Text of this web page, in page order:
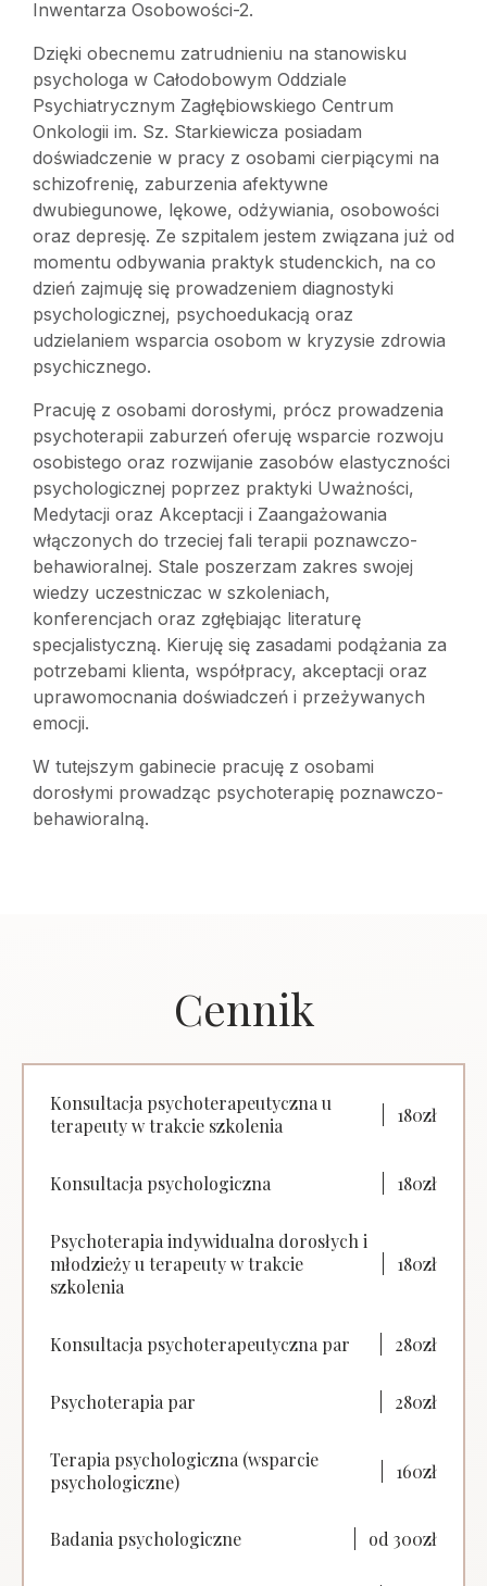
Inwentarza Osobowości-2.
Dzięki obecnemu zatrudnieniu na stanowisku
psychologa w Całodobowym Oddziale
Psychiatrycznym Zagłębiowskiego Centrum
Onkologii im. Sz. Starkiewicza posiadam
doświadczenie w pracy z osobami cierpiącymi na
schizofrenię, zaburzenia afektywne
dwubiegunowe, lękowe, odżywiania, osobowości
oraz depresję. Ze szpitalem jestem związana już od
momentu odbywania praktyk studenckich, na co
dzień zajmuję się prowadzeniem diagnostyki
psychologicznej, psychoedukacją oraz
udzielaniem wsparcia osobom w kryzysie zdrowia
psychicznego.
Pracuję z osobami dorosłymi, prócz prowadzenia
psychoterapii zaburzeń oferuję wsparcie rozwoju
osobistego oraz rozwijanie zasobów elastyczności
psychologicznej poprzez praktyki Uważności,
Medytacji oraz Akceptacji i Zaangażowania
włączonych do trzeciej fali terapii poznawczo-
behawioralnej. Stale poszerzam zakres swojej
wiedzy uczestniczac w szkoleniach,
konferencjach oraz zgłębiając literaturę
specjalistyczną. Kieruję się zasadami podążania za
potrzebami klienta, współpracy, akceptacji oraz
uprawomocnania doświadczeń i przeżywanych
emocji.
W tutejszym gabinecie pracuję z osobami
dorosłymi prowadząc psychoterapię poznawczo-
behawioralną.
Cennik
Konsultacja psychoterapeutyczna u
terapeuty w trakcie szkolenia
180zł
Konsultacja psychologiczna 180zł
Psychoterapia indywidualna dorosłych i
młodzieży u terapeuty w trakcie
szkolenia
180zł
Konsultacja psychoterapeutyczna par 280zł
Psychoterapia par 280zł
Terapia psychologiczna (wsparcie
psychologiczne)
160zł
Badania psychologiczne od 300zł